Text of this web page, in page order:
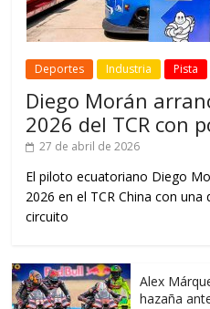
Deportes Industria Pista
Diego Morán
2026 del TCR con
27 de abril de 2026
El piloto ecuatoriano Diego
2026 en el TCR China con
circuito
Alex
hazaña